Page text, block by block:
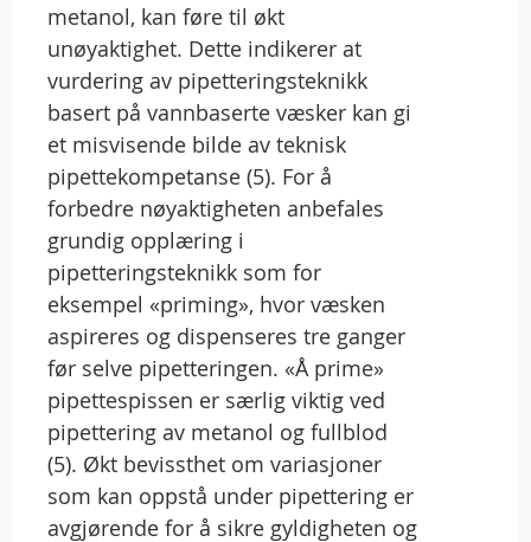
metanol, kan føre til økt
unøyaktighet. Dette indikerer at
vurdering av pipetteringsteknikk
basert på vannbaserte væsker kan gi
et misvisende bilde av teknisk
pipettekompetanse (5). For å
forbedre nøyaktigheten anbefales
grundig opplæring i
pipetteringsteknikk som for
eksempel «priming», hvor væsken
aspireres og dispenseres tre ganger
før selve pipetteringen. «Å prime»
pipettespissen er særlig viktig ved
pipettering av metanol og fullblod
(5). Økt bevissthet om variasjoner
som kan oppstå under pipettering er
avgjørende for å sikre gyldigheten og